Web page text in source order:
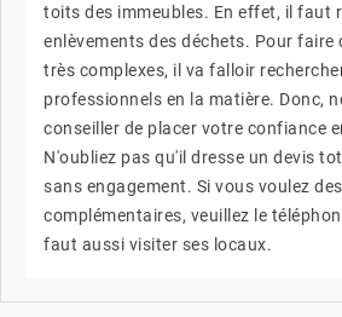
toits des immeubles. En effet, il faut
enlèvements des déchets. Pour faire
très complexes, il va falloir
professionnels en la matière. Donc,
conseiller de placer votre confiance
N'oubliez pas qu'il dresse un devis
sans engagement. Si vous voulez
complémentaires, veuillez le
faut aussi visiter ses locaux.